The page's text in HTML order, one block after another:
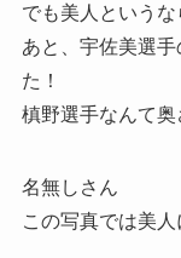
でも美人というな
あと、宇佐美選
た！
槙野選手なんて奥
名無しさん
この写真では美